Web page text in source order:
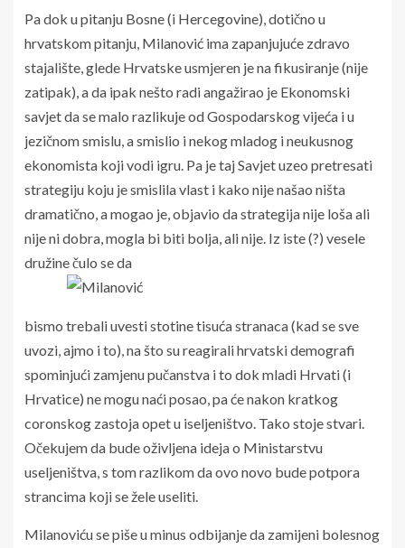
Pa dok u pitanju Bosne (i Hercegovine), dotično u
hrvatskom pitanju, Milanović ima zapanjujuće zdravo
stajalište, glede Hrvatske usmjeren je na fikusiranje (nije
zatipak), a da ipak nešto radi angažirao je Ekonomski
savjet da se malo razlikuje od Gospodarskog vijeća i u
jezičnom smislu, a smislio i nekog mladog i neukusnog
ekonomista koji vodi igru. Pa je taj Savjet uzeo pretresati
strategiju koju je smislila vlast i kako nije našao ništa
dramatično, a mogao je, objavio da strategija nije loša ali
nije ni dobra, mogla bi biti bolja, ali nije. Iz iste (?) vesele
družine čulo se da
bismo trebali uvesti stotine tisuća stranaca (kad se sve
uvozi, ajmo i to), na što su reagirali hrvatski demografi
spominjući zamjenu pučanstva i to dok mladi Hrvati (i
Hrvatice) ne mogu naći posao, pa će nakon kratkog
coronskog zastoja opet u iseljeništvo. Tako stoje stvari.
Očekujem da bude oživljena ideja o Ministarstvu
useljeništva, s tom razlikom da ovo novo bude potpora
strancima koji se žele useliti.
Milanoviću se piše u minus odbijanje da zamijeni bolesnog